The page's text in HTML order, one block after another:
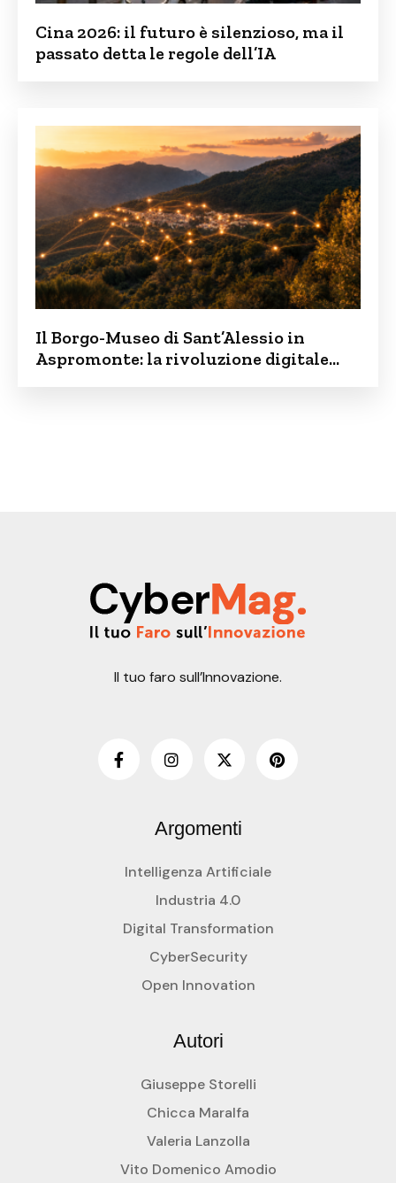
Cina 2026: il futuro è silenzioso, ma il
passato detta le regole dell’IA
Il Borgo-Museo di Sant’Alessio in
Aspromonte: la rivoluzione digitale
Il tuo faro sull’Innovazione.
Argomenti
Intelligenza Artificiale
Industria 4.0
Digital Transformation
CyberSecurity
Open Innovation
Autori
Giuseppe Storelli
Chicca Maralfa
Valeria Lanzolla
Vito Domenico Amodio